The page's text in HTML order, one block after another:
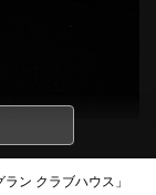
ン クラブハウス」